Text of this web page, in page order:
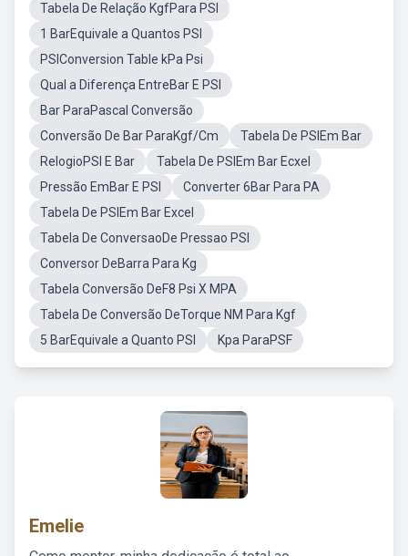
Tabela De Relação KgfPara PSI
1 BarEquivale a Quantos PSI
PSIConversion Table kPa Psi
Qual a Diferença EntreBar E PSI
Bar ParaPascal Conversão
Conversão De Bar ParaKgf/Cm
Tabela De PSIEm Bar
RelogioPSI E Bar
Tabela De PSIEm Bar Ecxel
Pressão EmBar E PSI
Converter 6Bar Para PA
Tabela De PSIEm Bar Excel
Tabela De ConversaoDe Pressao PSI
Conversor DeBarra Para Kg
Tabela Conversão DeF8 Psi X MPA
Tabela De Conversão DeTorque NM Para Kgf
5 BarEquivale a Quanto PSI
Kpa ParaPSF
Emelie